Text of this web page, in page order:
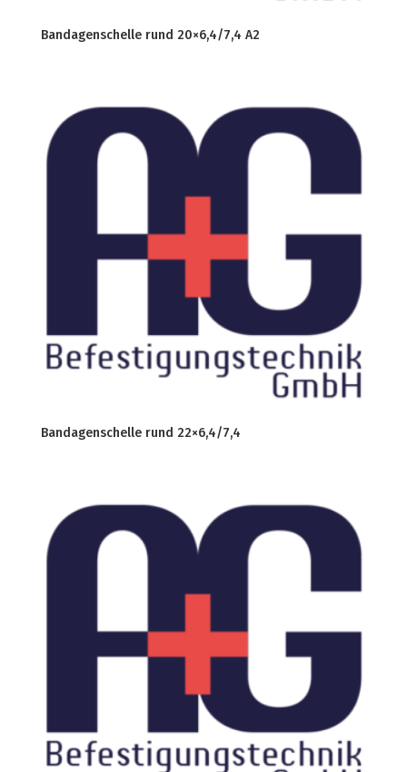
Bandagenschelle rund 20×6,4/7,4 A2
Bandagenschelle rund 22×6,4/7,4